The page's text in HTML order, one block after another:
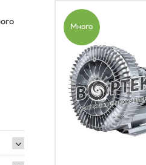
Много